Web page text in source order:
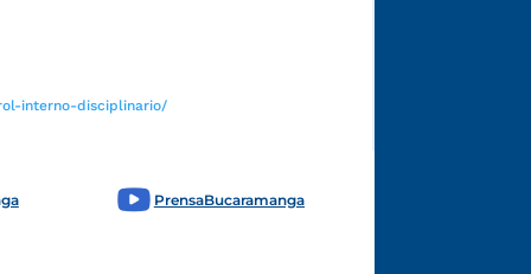
interno-disciplinario/
PrensaBucaramanga